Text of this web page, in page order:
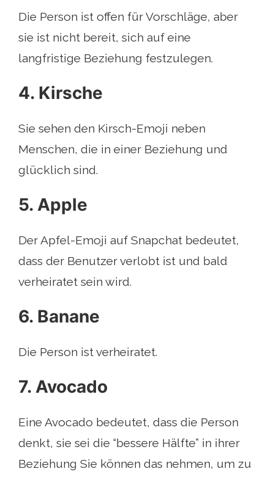
Die Person ist offen für Vorschläge, aber
sie ist nicht bereit, sich auf eine
langfristige Beziehung festzulegen.
4. Kirsche
Sie sehen den Kirsch-Emoji neben
Menschen, die in einer Beziehung und
glücklich sind.
5. Apple
Der Apfel-Emoji auf Snapchat bedeutet,
dass der Benutzer verlobt ist und bald
verheiratet sein wird.
6. Banane
Die Person ist verheiratet.
7. Avocado
Eine Avocado bedeutet, dass die Person
denkt, sie sei die “bessere Hälfte” in ihrer
Beziehung Sie können das nehmen, um zu